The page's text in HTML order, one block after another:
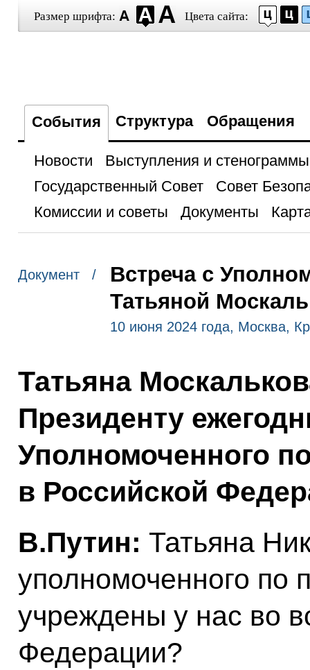
Размер шрифта: Цвета сайта:
События Структура Обращения
Новости
Выступления и стенограммы
Государственный Совет
Совет
Комиссии и советы
Документы
Документ /
Встреча с
Татьяной
10 июня 2024 года, Москва,
Татьяна
Президенту
Уполномоченного
в Российской
В.Путин: Татьяна
уполномоченного по
учреждены у нас во
Федерации?